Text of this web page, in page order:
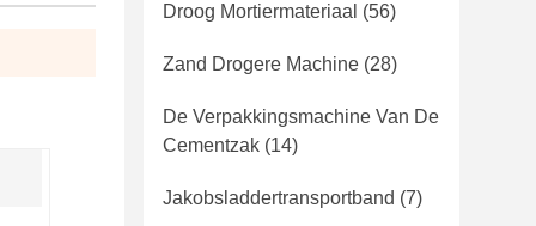
Droog Mortiermateriaal (56)
Zand Drogere Machine (28)
De Verpakkingsmachine Van De
Cementzak (14)
Jakobsladdertransportband (7)